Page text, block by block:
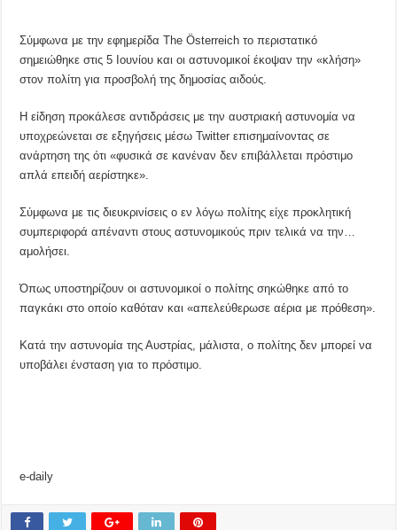
Σύμφωνα με την εφημερίδα The Österreich το περιστατικό
σημειώθηκε στις 5 Ιουνίου και οι αστυνομικοί έκοψαν την «κλήση»
στον πολίτη για προσβολή της δημοσίας αιδούς.
Η είδηση προκάλεσε αντιδράσεις με την αυστριακή αστυνομία να
υποχρεώνεται σε εξηγήσεις μέσω Twitter επισημαίνοντας σε
ανάρτηση της ότι «φυσικά σε κανέναν δεν επιβάλλεται πρόστιμο
απλά επειδή αερίστηκε».
Σύμφωνα με τις διευκρινίσεις ο εν λόγω πολίτης είχε προκλητική
συμπεριφορά απέναντι στους αστυνομικούς πριν τελικά να την…
αμολήσει.
Όπως υποστηρίζουν οι αστυνομικοί ο πολίτης σηκώθηκε από το
παγκάκι στο οποίο καθόταν και «απελεύθερωσε αέρια με πρόθεση».
Κατά την αστυνομία της Αυστρίας, μάλιστα, ο πολίτης δεν μπορεί να
υποβάλει ένσταση για το πρόστιμο.
e-daily